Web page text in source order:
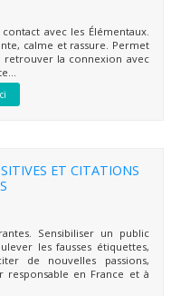
avec les Élémentaux.
calme et rassure. Permet
la connexion avec
ET CITATIONS
Sensibiliser un public
les fausses étiquettes,
de nouvelles passions,
responsable en France et à